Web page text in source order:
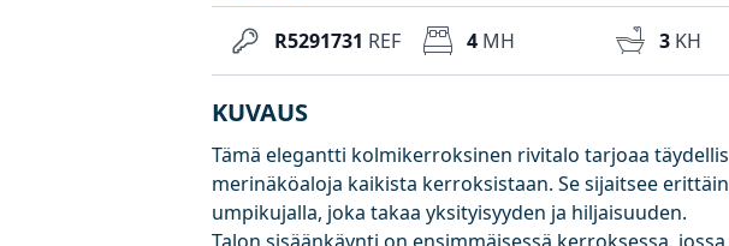
R5291731 REF 4 MH 3 KH
KUVAUS
Tämä elegantti kolmikerroksinen rivitalo tarjoaa
merinäköaloja kaikista kerroksistaan. Se sijaitsee
umpikujalla, joka takaa yksityisyyden ja hiljaisuuden.